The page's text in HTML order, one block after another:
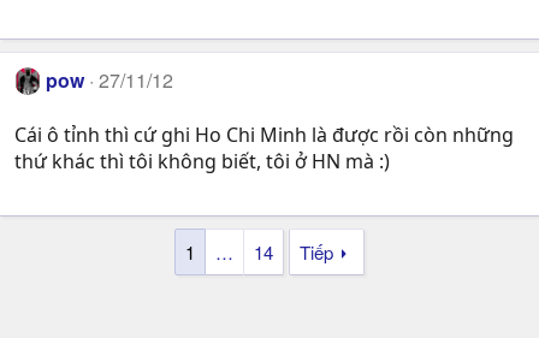
pow 27/11/12
Cái ô tỉnh thì cứ ghi Ho Chi Minh là được rồi còn những
thứ khác thì tôi không biết, tôi ở HN mà :)
1 … 14 Tiếp